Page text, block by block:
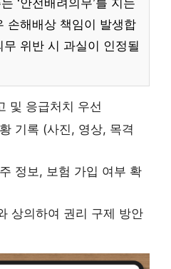
‘안전배려의무’를 지는
손해배상 책임이 발생합
위반 시 과실이 인정될
및 응급처치 우선
기록 (사진, 영상, 목격
정보, 보험 가입 여부 확
상의하여 권리 구제 방안